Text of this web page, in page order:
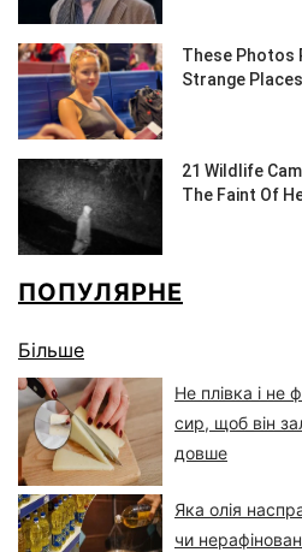
ПОПУЛЯРНЕ
Більше
Не плівка і не
сир, щоб він
довше
Яка олія
чи